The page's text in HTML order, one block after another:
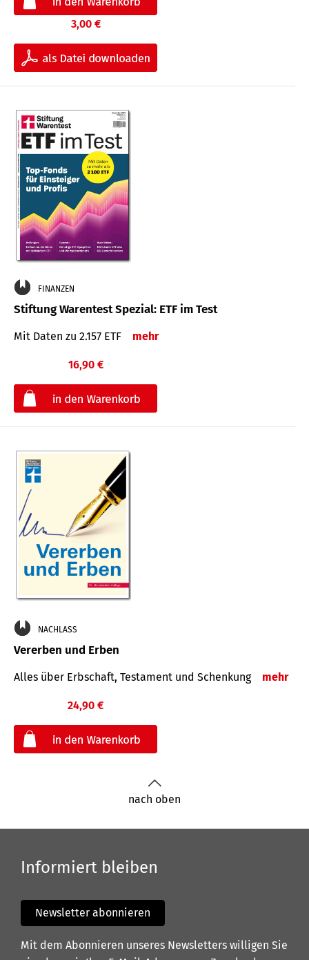
3,00 €
FINANZEN
Stiftung Warentest Spezial: ETF im Test
Mit Daten zu 2.157 ETF mehr
16,90 €
NACHLASS
Vererben und Erben
Alles über Erbschaft, Testament und Schenkung mehr
24,90 €
nach oben
Informiert bleiben
Newsletter abonnieren
Mit dem Abonnieren unseres Newsletters willigen Sie